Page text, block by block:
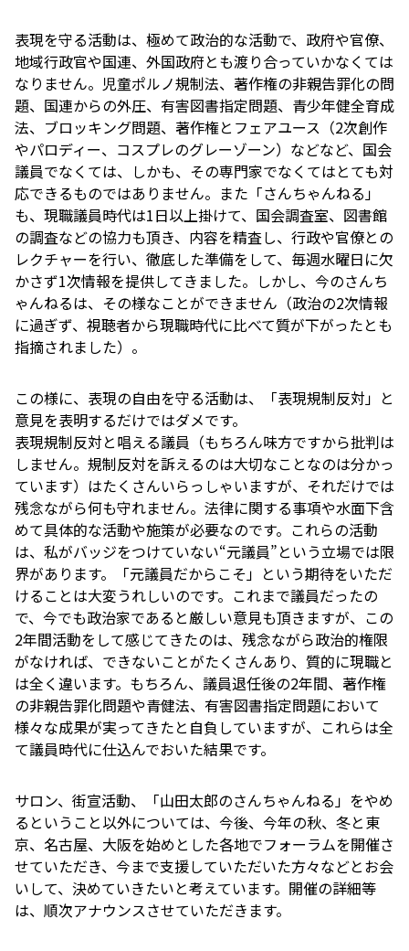
表現を守る活動は、極めて政治的な活動で、政府や官僚、
地域行政官や国連、外国政府とも渡り合っていかなくては
なりません。児童ポルノ規制法、著作権の非親告罪化の問
題、国連からの外圧、有害図書指定問題、青少年健全育成
法、ブロッキング問題、著作権とフェアユース（2次創作
やパロディー、コスプレのグレーゾーン）などなど、国会
議員でなくては、しかも、その専門家でなくてはとても対
応できるものではありません。また「さんちゃんねる」
も、現職議員時代は1日以上掛けて、国会調査室、図書館
の調査などの協力も頂き、内容を精査し、行政や官僚との
レクチャーを行い、徹底した準備をして、毎週水曜日に欠
かさず1次情報を提供してきました。しかし、今のさんち
ゃんねるは、その様なことができません（政治の2次情報
に過ぎず、視聴者から現職時代に比べて質が下がったとも
指摘されました）。
この様に、表現の自由を守る活動は、「表現規制反対」と
意見を表明するだけではダメです。
表現規制反対と唱える議員（もちろん味方ですから批判は
しません。規制反対を訴えるのは大切なことなのは分かっ
ています）はたくさんいらっしゃいますが、それだけでは
残念ながら何も守れません。法律に関する事項や水面下含
めて具体的な活動や施策が必要なのです。これらの活動
は、私がバッジをつけていない“元議員”という立場では限
界があります。「元議員だからこそ」という期待をいただ
けることは大変うれしいのです。これまで議員だったの
で、今でも政治家であると厳しい意見も頂きますが、この
2年間活動をして感じてきたのは、残念ながら政治的権限
がなければ、できないことがたくさんあり、質的に現職と
は全く違います。もちろん、議員退任後の2年間、著作権
の非親告罪化問題や青健法、有害図書指定問題において
様々な成果が実ってきたと自負していますが、これらは全
て議員時代に仕込んでおいた結果です。
サロン、街宣活動、「山田太郎のさんちゃんねる」をやめ
るということ以外については、今後、今年の秋、冬と東
京、名古屋、大阪を始めとした各地でフォーラムを開催さ
せていただき、今まで支援していただいた方々などとお会
いして、決めていきたいと考えています。開催の詳細等
は、順次アナウンスさせていただきます。